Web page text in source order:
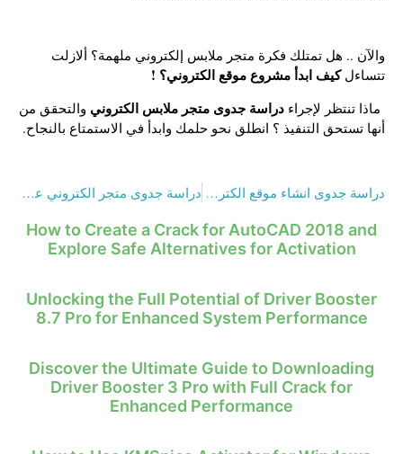
والآن .. هل تمتلك فكرة متجر ملابس إلكتروني ملهمة؟ ألازلت
تتساءلكيف ابدأ مشروع موقع الكتروني؟ !
ماذا تنتظر لإجراءدراسة جدوى متجر ملابس الكترونيوالتحقق من
أنها تستحق التنفيذ ؟ انطلق نحو حلمك وابدأ في الاستمتاع بالنجاح.
دراسة جدوى انشاء موقع الكتروني في 6 خطوات فقط دراسة جدوى متجر الكتروني عطور في 4 خطوات
How to Create a Crack for AutoCAD 2018 and
Explore Safe Alternatives for Activation
Unlocking the Full Potential of Driver Booster
8.7 Pro for Enhanced System Performance
Discover the Ultimate Guide to Downloading
Driver Booster 3 Pro with Full Crack for
Enhanced Performance